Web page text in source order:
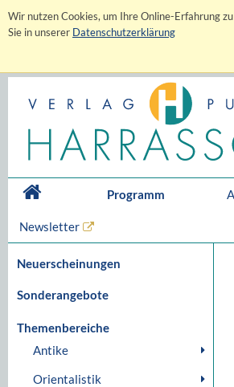
Wir nutzen Cookies, um Ihre Online-Erfahrung
Sie in unserer Datenschutzerklärung
Programm
Newsletter
Neuerscheinungen
Sonderangebote
Themenbereiche
Antike
Orientalistik